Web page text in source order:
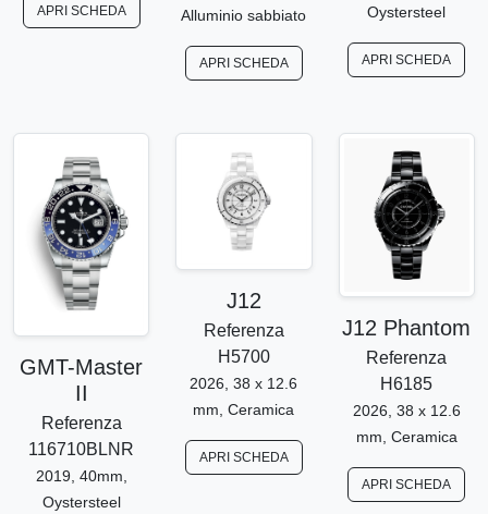
APRI SCHEDA
Alluminio sabbiato
APRI SCHEDA
Oystersteel
APRI SCHEDA
GMT-Master
II
Referenza
116710BLNR
2019, 40mm,
Oystersteel
J12
Referenza
H5700
2026, 38 x 12.6
mm, Ceramica
APRI SCHEDA
J12 Phantom
Referenza
H6185
2026, 38 x 12.6
mm, Ceramica
APRI SCHEDA